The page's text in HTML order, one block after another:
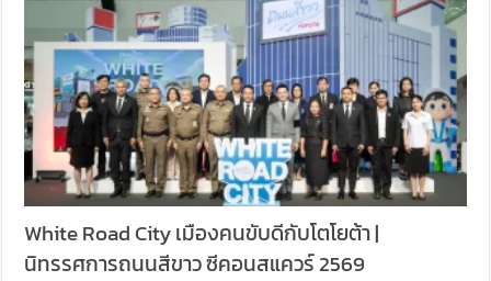
White Road City เมืองคนขับดีกับโตโยต้า |
นิทรรศการถนนสีขาว ซีคอนสแควร์ 2569